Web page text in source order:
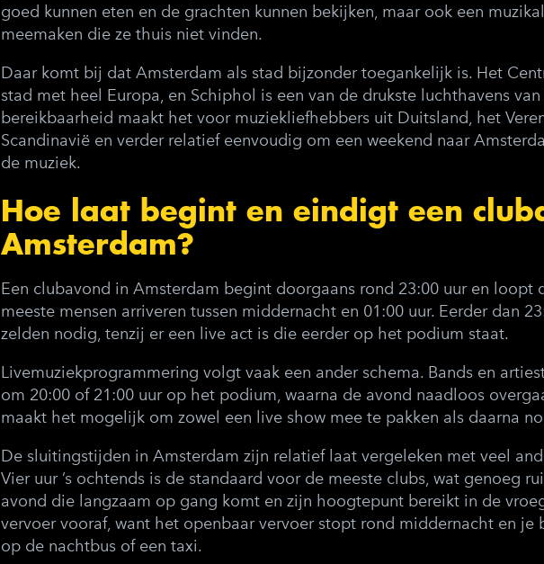
goed kunnen eten en de grachten kunnen bekijken, maar ook een
meemaken die ze thuis niet vinden.
Daar komt bij dat Amsterdam als stad bijzonder toegankelijk is. Het
stad met heel Europa, en Schiphol is een van de drukste luchthavens
bereikbaarheid maakt het voor muziekliefhebbers uit Duitsland, het
Scandinavië en verder relatief eenvoudig om een weekend naar
de muziek.
Hoe laat begint en eindigt een
Amsterdam?
Een clubavond in Amsterdam begint doorgaans rond 23:00 uur en loopt
meeste mensen arriveren tussen middernacht en 01:00 uur. Eerder dan
zelden nodig, tenzij er een live act is die eerder op het podium staat.
Livemuziekprogrammering volgt vaak een ander schema. Bands en
om 20:00 of 21:00 uur op het podium, waarna de avond naadloos
maakt het mogelijk om zowel een live show mee te pakken als daarna
De sluitingstijden in Amsterdam zijn relatief laat vergeleken met veel
Vier uur ’s ochtends is de standaard voor de meeste clubs, wat genoeg
avond die langzaam op gang komt en zijn hoogtepunt bereikt in de
vervoer vooraf, want het openbaar vervoer stopt rond middernacht en je
op de nachtbus of een taxi.